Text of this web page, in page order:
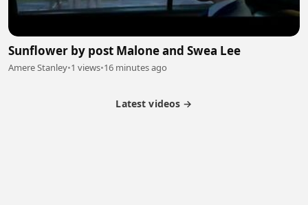
Sunflower by post Malone and Swea Lee
Amere Stanley•1 views•16 minutes ago
Latest videos →